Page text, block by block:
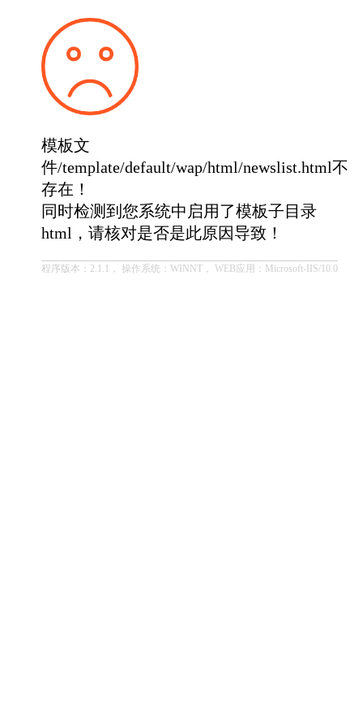
模板文
件/template/default/wap/html/newslist.html不
存在！
同时检测到您系统中启用了模板子目录
html，请核对是否是此原因导致！
程序版本：2.1.1， 操作系统：WINNT， WEB应用：Microsoft-IIS/10.0